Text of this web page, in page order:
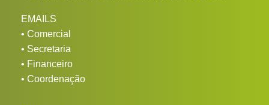
EMAILS
• Comercial
• Secretaria
• Financeiro
• Coordenação